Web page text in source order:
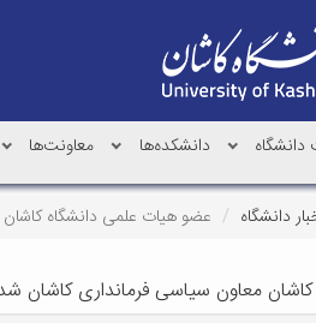
دانشکده‌ها معاونت‌ها
دانشگاه عضو هیات علمی دانشگاه
معاون سیاسی فرمانداری کاشان